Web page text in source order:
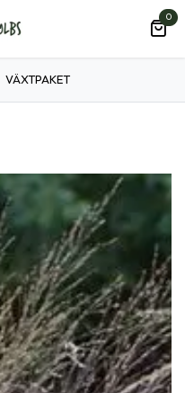
0
VÄXTPAKET